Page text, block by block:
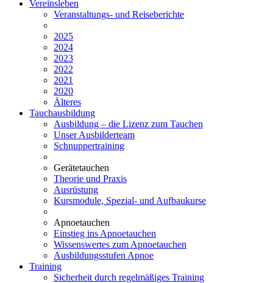
Vereinsleben
Veranstaltungs- und Reiseberichte
2025
2024
2023
2022
2021
2020
Älteres
Tauchausbildung
Ausbildung – die Lizenz zum Tauchen
Unser Ausbilderteam
Schnuppertraining
Gerätetauchen
Theorie und Praxis
Ausrüstung
Kursmodule, Spezial- und Aufbaukurse
Apnoetauchen
Einstieg ins Apnoetauchen
Wissenswertes zum Apnoetauchen
Ausbildungsstufen Apnoe
Training
Sicherheit durch regelmäßiges Training